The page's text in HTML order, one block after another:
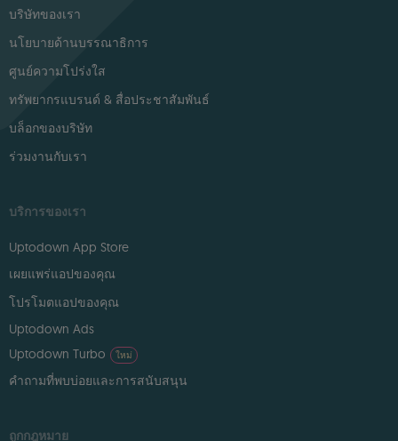
บริษัทของเรา
นโยบายด้านบรรณาธิการ
ศูนย์ความโปร่งใส
ทรัพยากรแบรนด์ & สื่อประชาสัมพันธ์
บล็อกของบริษัท
ร่วมงานกับเรา
บริการของเรา
Uptodown App Store
เผยแพร่แอปของคุณ
โปรโมตแอปของคุณ
Uptodown Ads
Uptodown Turbo
ใหม่
คำถามที่พบบ่อยและการสนับสนุน
ถูกกฎหมาย